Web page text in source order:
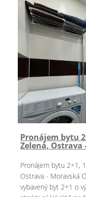
Pronájem bytu
Zelená, Ostrava
Pronájem bytu 2+1,
Ostrava - Moravská
vybavený byt 2+1 o